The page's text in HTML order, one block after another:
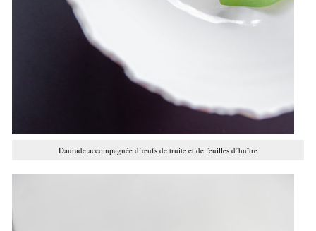
Daurade accompagnée d’œufs de truite et de feuilles d’huître